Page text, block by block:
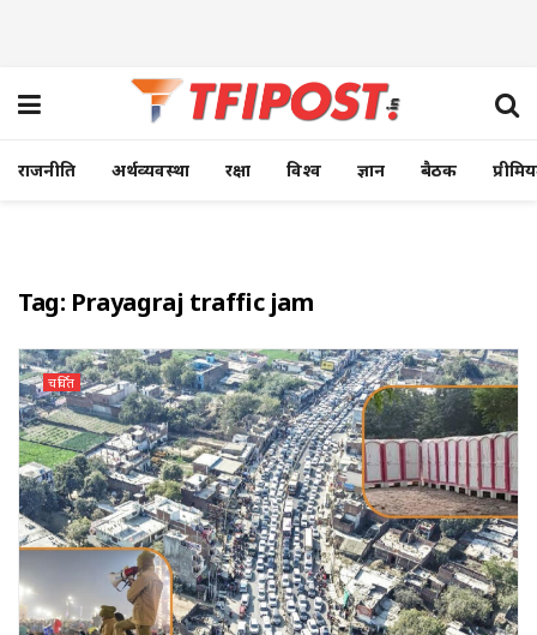
राजनीति अर्थव्यवस्था रक्षा विश्व ज्ञान बैठक
Tag: Prayagraj traffic jam
चर्चित